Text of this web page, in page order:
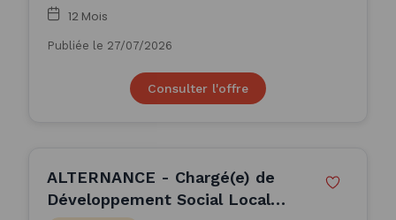
12 Mois
Publiée le 27/07/2026
Consulter l'offre
ALTERNANCE - Chargé(e) de
Développement Social Local